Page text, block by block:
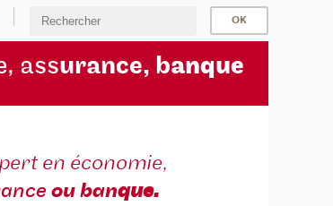
assurance, banque
en économie,
ou banque.